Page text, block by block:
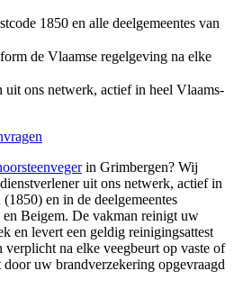
1850 en alle deelgemeentes van
de Vlaamse regelgeving na elke
uit ons netwerk, actief in heel Vlaams-
in Grimbergen? Wij
uit ons netwerk, actief in
en in de deelgemeentes
Beigem. De vakman reinigt uw
en levert een geldig reinigingsattest
na elke veegbeurt op vaste of
uw brandverzekering opgevraagd